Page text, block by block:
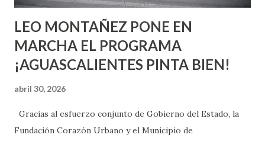
LEO MONTAÑEZ PONE EN
MARCHA EL PROGRAMA
¡AGUASCALIENTES PINTA BIEN!
abril 30, 2026
Gracias al esfuerzo conjunto de Gobierno del Estado, la
Fundación Corazón Urbano y el Municipio de